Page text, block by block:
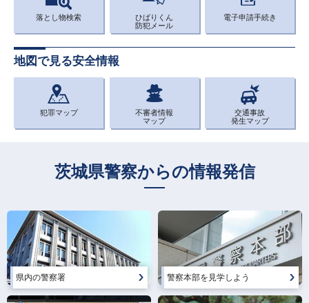
落とし物検索
ひばりくん
防犯メール
電子申請手続き
地図で見る安全情報
犯罪マップ
不審者情報
マップ
交通事故
発生マップ
茨城県警察からの情報発信
県内の警察署 警察本部を見学しよう